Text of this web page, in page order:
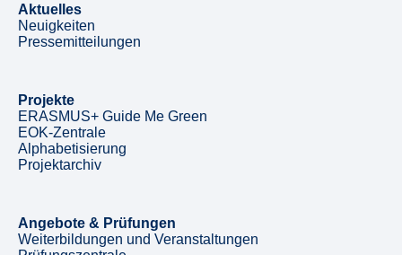
Aktuelles
Neuigkeiten
Pressemitteilungen
Projekte
ERASMUS+ Guide Me Green
EOK-Zentrale
Alphabetisierung
Projektarchiv
Angebote & Prüfungen
Weiterbildungen und Veranstaltungen